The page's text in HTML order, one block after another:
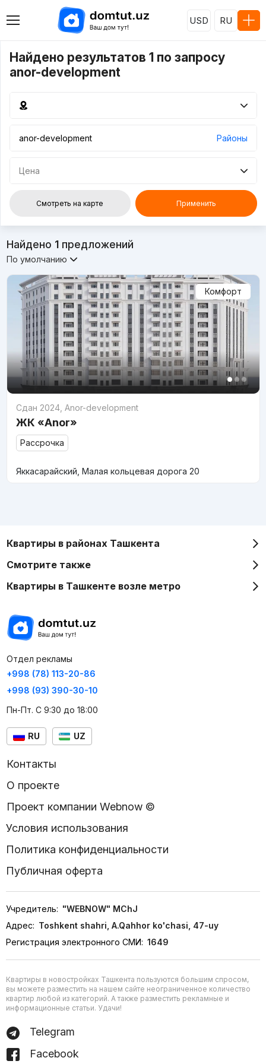
USD RU
Найдено результатов 1 по запросу
anor-development
Районы
Цена
Смотреть на карте Применить
Найдено 1предложений
По умолчанию
Комфорт
Сдан 2024, Anor-development
ЖК «Anor»
Рассрочка
Яккасарайский, Малая кольцевая дорога 20
Квартиры в районах Ташкента
Смотрите также
Квартиры в Ташкенте возле метро
Отдел рекламы
+998 (78) 113-20-86
+998 (93) 390-30-10
Пн-Пт. С 9:30 до 18:00
RU UZ
Контакты
О проекте
Проект компании Webnow ©
Условия использования
Политика конфиденциальности
Публичная оферта
Учредитель: "WEBNOW" MChJ
Адрес: Toshkent shahri, A.Qahhor ko'chasi, 47-uy
Регистрация электронного СМИ: 1649
Квартиры в новостройках Ташкента пользуются большим спросом,
вы можете разместить на нашем сайте неограниченное количество
квартир любой из категорий. А также разместить рекламные и
информационные статьи. Удачи!
Telegram
Facebook